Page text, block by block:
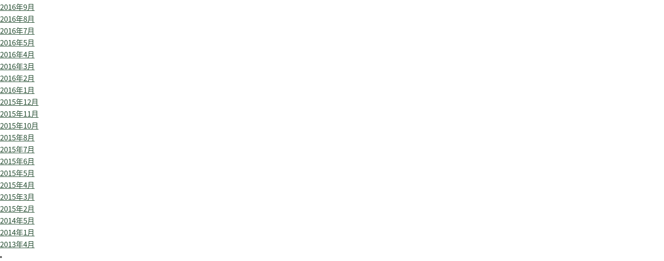
2016年9月
2016年8月
2016年7月
2016年5月
2016年4月
2016年3月
2016年2月
2016年1月
2015年12月
2015年11月
2015年10月
2015年8月
2015年7月
2015年6月
2015年5月
2015年4月
2015年3月
2015年2月
2014年5月
2014年1月
2013年4月